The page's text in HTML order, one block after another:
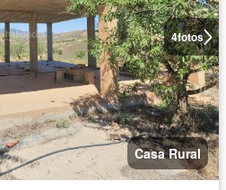
4fotos
Casa Rural